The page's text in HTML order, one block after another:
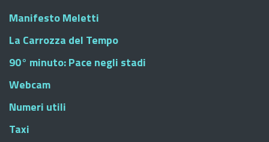
Manifesto Meletti
La Carrozza del Tempo
90° minuto: Pace negli stadi
Webcam
Numeri utili
Taxi